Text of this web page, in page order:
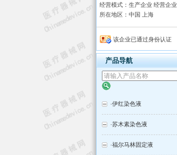
经营模式：生产企业 经营企业
所在地区：中国 上海
该企业已通过身份认证
产品导航
·伊红染色液
·苏木素染色液
·福尔马林固定液